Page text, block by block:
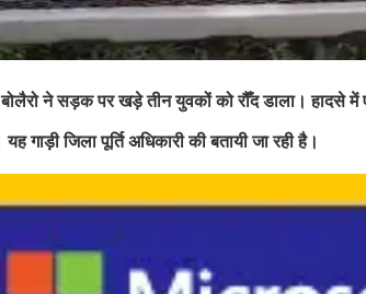
ने सड़क पर खड़े तीन युवकों को रौँद डाला। हादसे में
गाड़ी जिला पूर्ति अधिकारी की बतायी जा रही है।